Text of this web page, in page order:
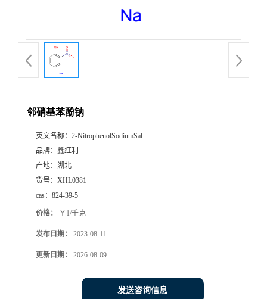
邻硝基苯酚钠
英文名称： 2-NitrophenolSodiumSal
品牌： 鑫红利
产地： 湖北
货号： XHL0381
cas： 824-39-5
价格： ￥1/千克
发布日期： 2023-08-11
更新日期： 2026-08-09
发送咨询信息